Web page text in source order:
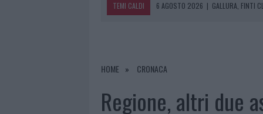
TEMI CALDI 6 AGOSTO 2026 | GALLURA, FINTI
HOME CRONACA
Regione, altri due